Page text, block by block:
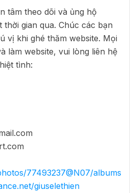
tâm theo dõi và ủng hộ
gian qua. Chúc các bạn
vị khi ghé thăm website. Mọi
làm website, vui lòng liên hệ
tình:
77493237@N07/albums
giuselethien